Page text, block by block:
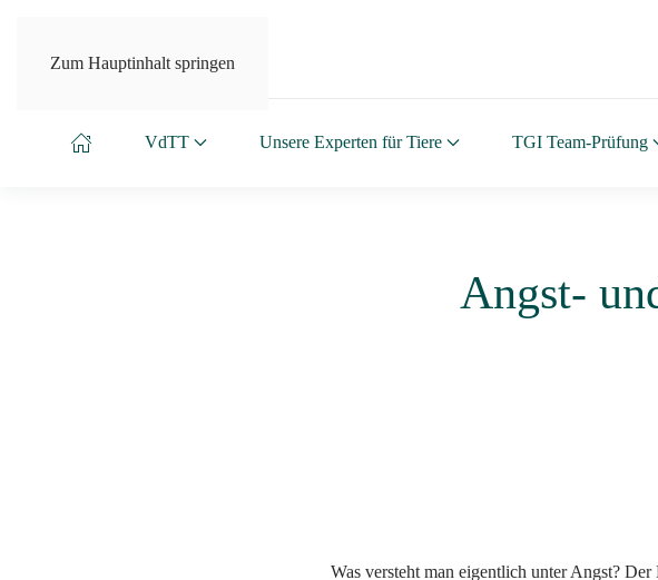
Zum Hauptinhalt springen
VdTT Unsere Experten für Tiere TGI Team-Prüfung
Angst-
Was versteht man eigentlich unter Angst?